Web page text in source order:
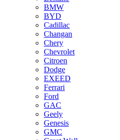
BMW
BYD
Cadillac
Changan
Chery
Chevrolet
Citroen
Dodge
EXEED
Ferrari
Ford
GAC
Geely
Genesis
GMC